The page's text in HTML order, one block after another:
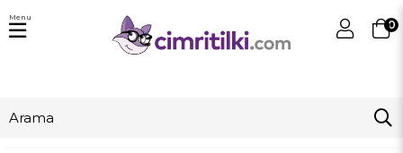
0
Menu